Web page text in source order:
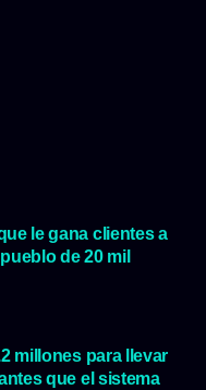
le gana clientes a
de 20 mil
millones para llevar
que el sistema